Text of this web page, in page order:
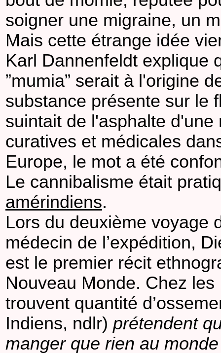
soigner une migraine, un
Mais cette étrange idée
Karl Dannenfeldt explique
”mumia” serait à l'origine
substance présente sur le
suintait de l'asphalte
curatives et médicales
Europe, le mot a été
Le cannibalisme était
amérindiens.
Lors du deuxième voyage
médecin de l’expédition,
est le premier récit
Nouveau Monde. Chez
trouvent quantité
Indiens, ndlr) prétendent
manger que rien au